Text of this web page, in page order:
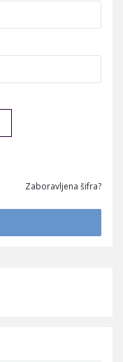
Zaboravljena šifra?